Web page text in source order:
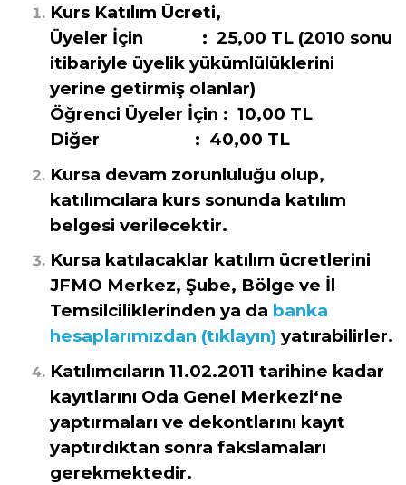
Kurs Katılım Ücreti,
Üyeler İçin : 25,00 TL (2010 sonu
itibariyle üyelik yükümlülüklerini
yerine getirmiş olanlar)
Öğrenci Üyeler İçin : 10,00 TL
Diğer : 40,00 TL
Kursa devam zorunluluğu olup,
katılımcılara kurs sonunda katılım
belgesi verilecektir.
Kursa katılacaklar katılım ücretlerini
JFMO Merkez, Şube, Bölge ve İl
Temsilciliklerinden ya da banka
hesaplarımızdan (tıklayın) yatırabilirler.
Katılımcıların 11.02.2011 tarihine kadar
kayıtlarını Oda Genel Merkezi‘ne
yaptırmaları ve dekontlarını kayıt
yaptırdıktan sonra fakslamaları
gerekmektedir.